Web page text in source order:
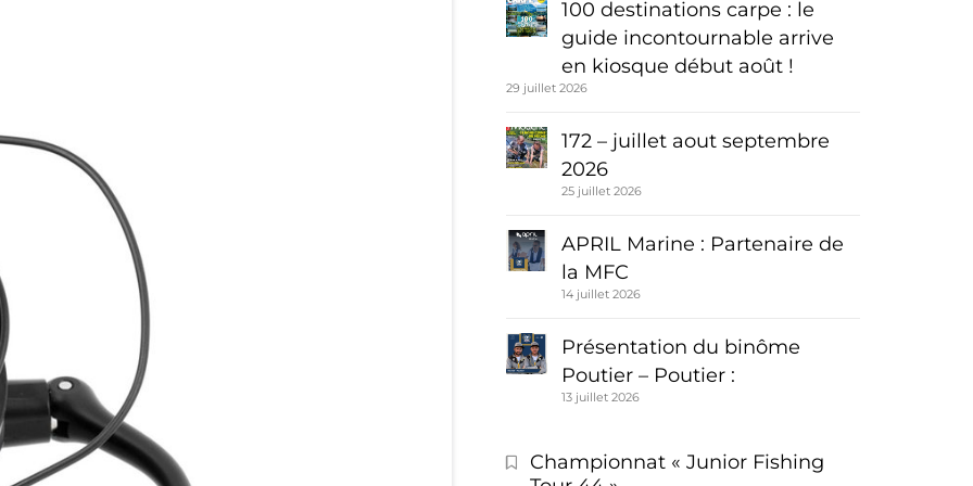
100 destinations carpe : le
guide incontournable arrive
en kiosque début août !
29 juillet 2026
172 – juillet aout septembre
2026
25 juillet 2026
APRIL Marine : Partenaire de
la MFC
14 juillet 2026
Présentation du binôme
Poutier – Poutier :
13 juillet 2026
Championnat « Junior Fishing